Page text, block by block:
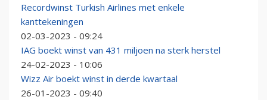
Recordwinst Turkish Airlines met enkele
kanttekeningen
02-03-2023 - 09:24
IAG boekt winst van 431 miljoen na sterk herstel
24-02-2023 - 10:06
Wizz Air boekt winst in derde kwartaal
26-01-2023 - 09:40